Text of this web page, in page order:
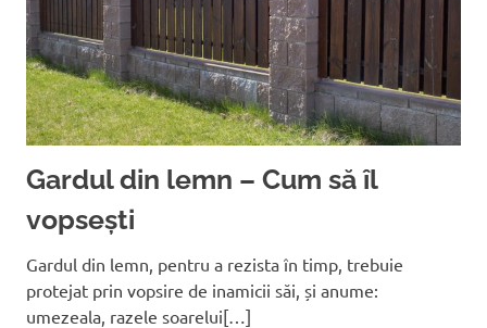
Gardul din lemn – Cum să îl
vopsești
Gardul din lemn, pentru a rezista în timp, trebuie
protejat prin vopsire de inamicii săi, și anume:
umezeala, razele soarelui[…]